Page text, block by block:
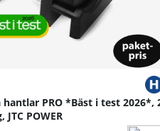
hantlar PRO *Bäst i test 2026*,
JTC POWER